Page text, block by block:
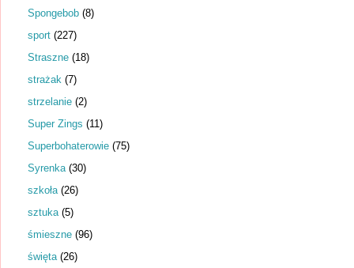
Spongebob (8)
sport (227)
Straszne (18)
strażak (7)
strzelanie (2)
Super Zings (11)
Superbohaterowie (75)
Syrenka (30)
szkoła (26)
sztuka (5)
śmieszne (96)
święta (26)